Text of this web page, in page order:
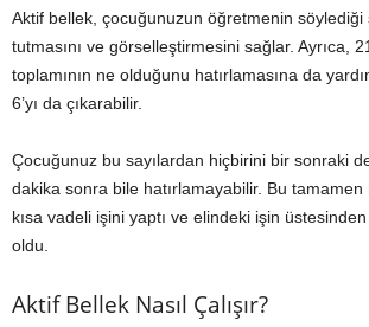
Aktif bellek, çocuğunuzun öğretmenin söylediği
tutmasını ve görselleştirmesini sağlar. Ayrıca,
toplamının ne olduğunu hatırlamasına da
6’yı da çıkarabilir.
Çocuğunuz bu sayılardan hiçbirini bir sonraki
dakika sonra bile hatırlamayabilir. Bu tamamen
kısa vadeli işini yaptı ve elindeki işin
oldu.
Aktif Bellek Nasıl Çalışır?